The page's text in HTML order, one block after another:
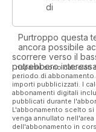
di
Purtroppo questa
ancora possibile
scorrere verso il
potrebbero
I risparmi sono calcolati
periodo di
importi pubblicizzati. I
abbonamenti digitali
pubblicati durante
L'abbonamento scelto si
venga annullato
dell'abbonamento in